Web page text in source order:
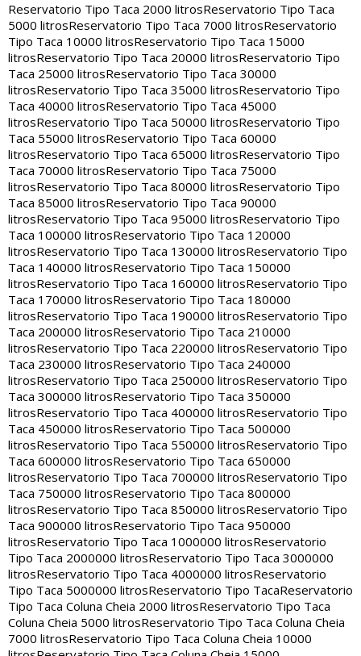
Reservatorio Tipo Taca 2000 litrosReservatorio Tipo Taca
5000 litrosReservatorio Tipo Taca 7000 litrosReservatorio
Tipo Taca 10000 litrosReservatorio Tipo Taca 15000
litrosReservatorio Tipo Taca 20000 litrosReservatorio Tipo
Taca 25000 litrosReservatorio Tipo Taca 30000
litrosReservatorio Tipo Taca 35000 litrosReservatorio Tipo
Taca 40000 litrosReservatorio Tipo Taca 45000
litrosReservatorio Tipo Taca 50000 litrosReservatorio Tipo
Taca 55000 litrosReservatorio Tipo Taca 60000
litrosReservatorio Tipo Taca 65000 litrosReservatorio Tipo
Taca 70000 litrosReservatorio Tipo Taca 75000
litrosReservatorio Tipo Taca 80000 litrosReservatorio Tipo
Taca 85000 litrosReservatorio Tipo Taca 90000
litrosReservatorio Tipo Taca 95000 litrosReservatorio Tipo
Taca 100000 litrosReservatorio Tipo Taca 120000
litrosReservatorio Tipo Taca 130000 litrosReservatorio Tipo
Taca 140000 litrosReservatorio Tipo Taca 150000
litrosReservatorio Tipo Taca 160000 litrosReservatorio Tipo
Taca 170000 litrosReservatorio Tipo Taca 180000
litrosReservatorio Tipo Taca 190000 litrosReservatorio Tipo
Taca 200000 litrosReservatorio Tipo Taca 210000
litrosReservatorio Tipo Taca 220000 litrosReservatorio Tipo
Taca 230000 litrosReservatorio Tipo Taca 240000
litrosReservatorio Tipo Taca 250000 litrosReservatorio Tipo
Taca 300000 litrosReservatorio Tipo Taca 350000
litrosReservatorio Tipo Taca 400000 litrosReservatorio Tipo
Taca 450000 litrosReservatorio Tipo Taca 500000
litrosReservatorio Tipo Taca 550000 litrosReservatorio Tipo
Taca 600000 litrosReservatorio Tipo Taca 650000
litrosReservatorio Tipo Taca 700000 litrosReservatorio Tipo
Taca 750000 litrosReservatorio Tipo Taca 800000
litrosReservatorio Tipo Taca 850000 litrosReservatorio Tipo
Taca 900000 litrosReservatorio Tipo Taca 950000
litrosReservatorio Tipo Taca 1000000 litrosReservatorio
Tipo Taca 2000000 litrosReservatorio Tipo Taca 3000000
litrosReservatorio Tipo Taca 4000000 litrosReservatorio
Tipo Taca 5000000 litrosReservatorio Tipo TacaReservatorio
Tipo Taca Coluna Cheia 2000 litrosReservatorio Tipo Taca
Coluna Cheia 5000 litrosReservatorio Tipo Taca Coluna Cheia
7000 litrosReservatorio Tipo Taca Coluna Cheia 10000